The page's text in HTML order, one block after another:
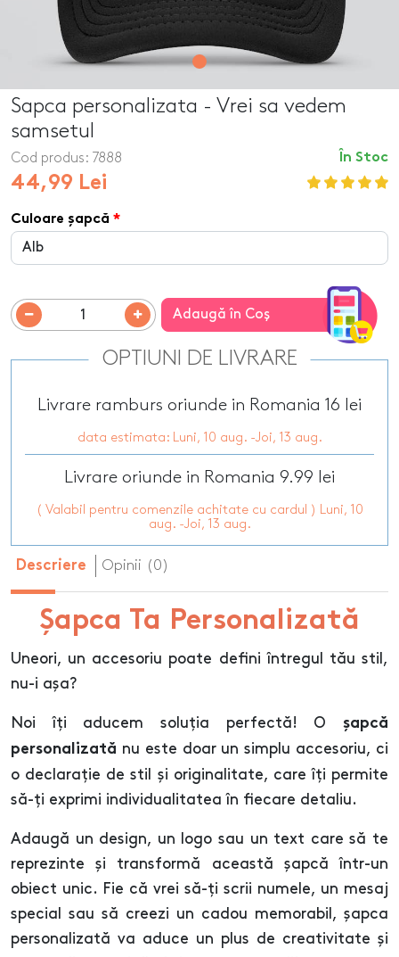
Sapca personalizata - Vrei sa vedem
samsetul
În Stoc
Cod produs: 7888
44,99 Lei
Culoare șapcă
Adaugă în Coş
OPTIUNI DE LIVRARE
Livrare ramburs oriunde in Romania 16 lei
data estimata: Luni, 10 aug. -Joi, 13 aug.
Livrare oriunde in Romania 9.99 lei
( Valabil pentru comenzile achitate cu cardul ) Luni, 10
aug. -Joi, 13 aug.
Descriere Opinii (0)
Șapca Ta Personalizată
Uneori, un accesoriu poate defini întregul tău stil,
nu-i așa?
Noi îți aducem soluția perfectă! O șapcă
personalizată nu este doar un simplu accesoriu, ci
o declarație de stil și originalitate, care îți permite
să-ți exprimi individualitatea în fiecare detaliu.
Adaugă un design, un logo sau un text care să te
reprezinte și transformă această șapcă într-un
obiect unic. Fie că vrei să-ți scrii numele, un mesaj
special sau să creezi un cadou memorabil, șapca
personalizată va aduce un plus de creativitate și